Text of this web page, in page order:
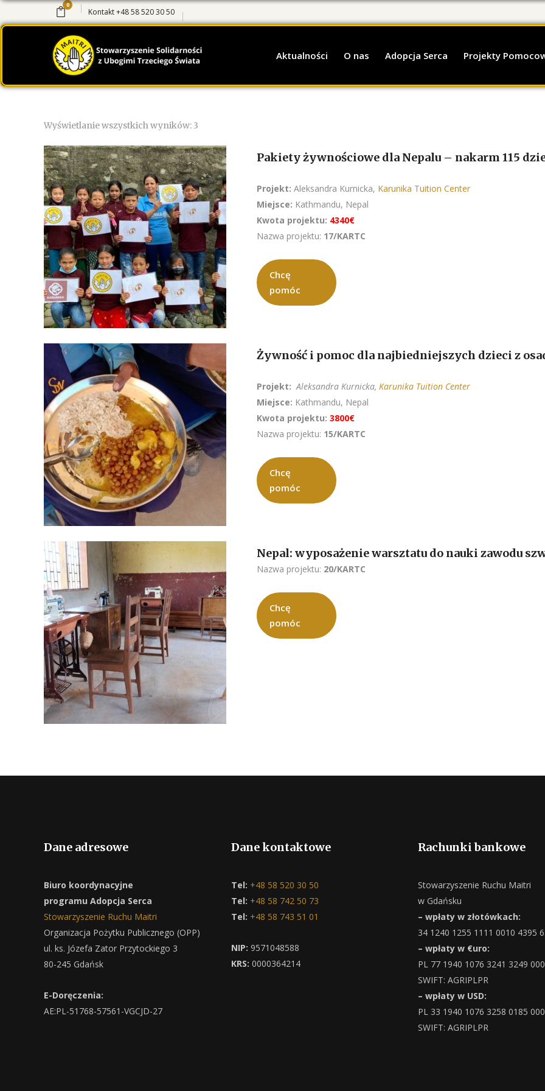
Kontakt+48 58 520 30 50
0
Aktualności O nas Adopcja Serca Projekty
Wyświetlanie wszystkich wyników: 3
Pakiety żywnościowe dla Nepalu – nakarm 115
Projekt: Aleksandra Kurnicka, Karunika Tuition Center
Miejsce: Kathmandu, Nepal
Kwota projektu: 4340€
Nazwa projektu: 17/KARTC
Chcę
pomóc
Żywność i pomoc dla najbiedniejszych dzieci z
Projekt: Aleksandra Kurnicka, Karunika Tuition Center
Miejsce: Kathmandu, Nepal
Kwota projektu: 3800€
Nazwa projektu: 15/KARTC
Chcę
pomóc
Nepal: wyposażenie warsztatu do nauki zawodu
Nazwa projektu: 20/KARTC
Chcę
pomóc
Dane adresowe
Biuro koordynacyjne
programu Adopcja Serca
Stowarzyszenie Ruchu Maitri
Organizacja Pożytku Publicznego (OPP)
ul. ks. Józefa Zator Przytockiego 3
80-245 Gdańsk
E-Doręczenia:
AE:PL-51768-57561-VGCJD-27
Dane kontaktowe
Tel: +48 58 520 30 50
Tel: +48 58 742 50 73
Tel: +48 58 743 51 01
NIP: 9571048588
KRS: 0000364214
Rachunki bankowe
Stowarzyszenie Ruchu Maitri
w Gdańsku
– wpłaty w złotówkach:
34 1240 1255 1111 0010 4395
– wpłaty w €uro:
PL 77 1940 1076 3241 3249
SWIFT: AGRIPLPR
– wpłaty w USD:
PL 33 1940 1076 3258 0185
SWIFT: AGRIPLPR